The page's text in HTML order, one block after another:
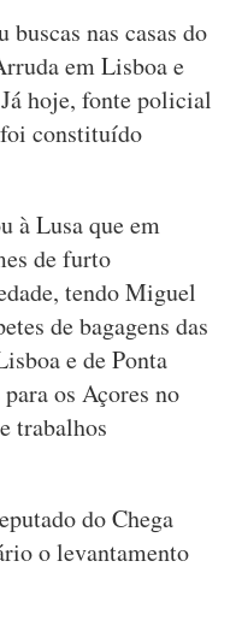
nas casas do
em Lisboa e
hoje, fonte policial
constituído
à Lusa que em
de furto
tendo Miguel
de bagagens das
e de Ponta
os Açores no
trabalhos
do Chega
o levantamento